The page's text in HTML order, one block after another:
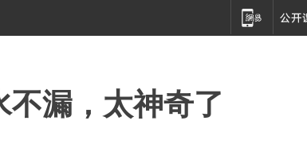
漏，太神奇了